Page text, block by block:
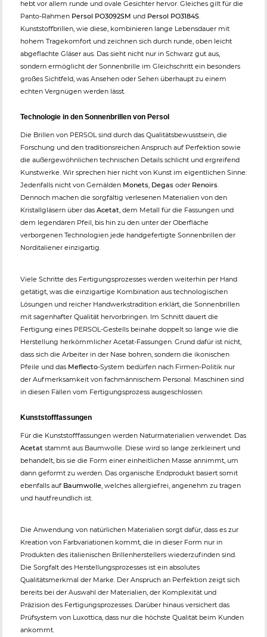
hebt vor allem runde und ovale Gesichter hervor. Gleiches gilt für die
Panto-Rahmen Persol PO3092SM und Persol PO3184S.
Kunststoffbrillen, wie diese, kombinieren lange Lebensdauer mit
hohem Tragekomfort und zeichnen sich durch runde, oben leicht
abgeflachte Gläser aus. Das sieht nicht nur in Schwarz gut aus,
sondern ermöglicht der Sonnenbrille im Gleichschritt ein besonders
großes Sichtfeld, was Ansehen oder Sehen überhaupt zu einem
echten Vergnügen werden lässt.
Technologie in den Sonnenbrillen von Persol
Die Brillen von PERSOL sind durch das Qualitätsbewusstsein, die
Forschung und den traditionsreichen Anspruch auf Perfektion sowie
die außergewöhnlichen technischen Details schlicht und ergreifend
Kunstwerke. Wir sprechen hier nicht von Kunst im eigentlichen Sinne:
Jedenfalls nicht von Gemälden Monets, Degas oder Renoirs.
Dennoch machen die sorgfältig verlesenen Materialien von den
Kristallgläsern über das Acetat, dem Metall für die Fassungen und
dem legendären Pfeil, bis hin zu den unter der Oberfläche
verborgenen Technologien jede handgefertigte Sonnenbrillen der
Norditaliener einzigartig.
Viele Schritte des Fertigungsprozesses werden weiterhin per Hand
getätigt, was die einzigartige Kombination aus technologischen
Lösungen und reicher Handwerkstradition erklärt, die Sonnenbrillen
mit sagenhafter Qualität hervorbringen. Im Schnitt dauert die
Fertigung eines PERSOL-Gestells beinahe doppelt so lange wie die
Herstellung herkömmlicher Acetat-Fassungen. Grund dafür ist nicht,
dass sich die Arbeiter in der Nase bohren, sondern die ikonischen
Pfeile und das Meflecto-System bedürfen nach Firmen-Politik nur
der Aufmerksamkeit von fachmännischem Personal. Maschinen sind
in diesen Fällen vom Fertigungsprozess ausgeschlossen.
Kunststofffassungen
Für die Kunststofffassungen werden Naturmaterialien verwendet. Das
Acetat stammt aus Baumwolle. Diese wird so lange zerkleinert und
behandelt, bis sie die Form einer einheitlichen Masse annimmt, um
dann geformt zu werden. Das organische Endprodukt basiert somit
ebenfalls auf Baumwolle, welches allergiefrei, angenehm zu tragen
und hautfreundlich ist.
Die Anwendung von natürlichen Materialien sorgt dafür, dass es zur
Kreation von Farbvariationen kommt, die in dieser Form nur in
Produkten des italienischen Brillenherstellers wiederzufinden sind.
Die Sorgfalt des Herstellungsprozesses ist ein absolutes
Qualitätsmerkmal der Marke. Der Anspruch an Perfektion zeigt sich
bereits bei der Auswahl der Materialien, der Komplexität und
Präzision des Fertigungsprozesses. Darüber hinaus versichert das
Prüfsystem von Luxottica, dass nur die höchste Qualität beim Kunden
ankommt.